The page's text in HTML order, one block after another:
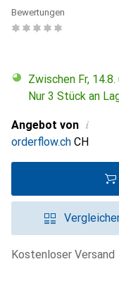
Bewertungen
Zwischen Fr,
Nur 3 Stück an
Angebot von i
orderflow.ch CH
kostenloser Versand